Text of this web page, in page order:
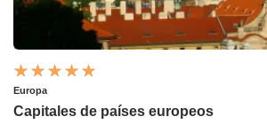
Europa
Capitales de países europeos